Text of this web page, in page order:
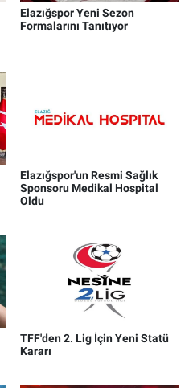
Elazığspor Yeni Sezon
Formalarını Tanıtıyor
Elazığspor'un Resmi Sağlık
Sponsoru Medikal Hospital
Oldu
TFF'den 2. Lig İçin Yeni Statü
Kararı